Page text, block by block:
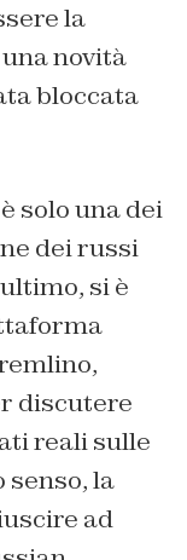
la
novità
bloccata
solo una dei
dei russi
si è
discutere
reali sulle
la
ad